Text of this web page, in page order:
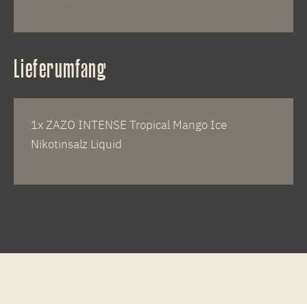
Lieferumfang
1x ZAZO INTENSE Tropical Mango Ice
Nikotinsalz Liquid